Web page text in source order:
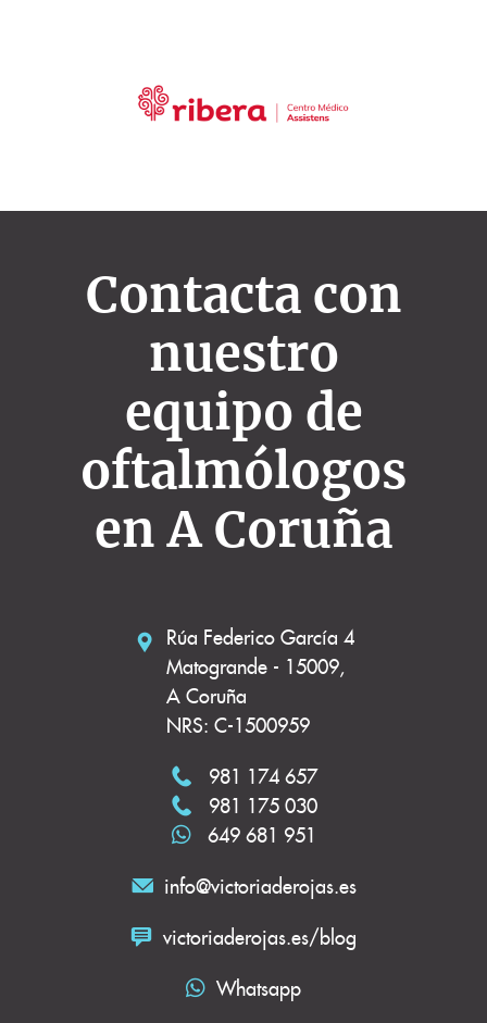
Contacta con
nuestro
equipo de
oftalmólogos
en A Coruña
Rúa Federico García 4
Matogrande - 15009,
A Coruña
NRS: C-1500959
981 174 657
981 175 030
649 681 951
info@victoriaderojas.es
victoriaderojas.es/blog
Whatsapp